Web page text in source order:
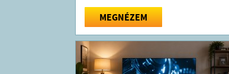
MEGNÉZEM